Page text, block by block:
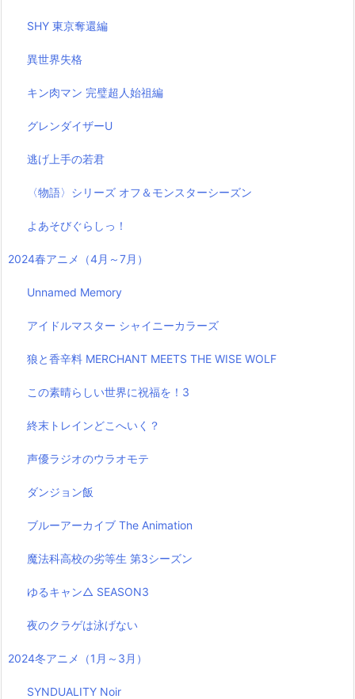
SHY 東京奪還編
異世界失格
キン肉マン 完璧超人始祖編
グレンダイザーU
逃げ上手の若君
〈物語〉シリーズ オフ＆モンスターシーズン
よあそびぐらしっ！
2024春アニメ（4月～7月）
Unnamed Memory
アイドルマスター シャイニーカラーズ
狼と香辛料 MERCHANT MEETS THE WISE WOLF
この素晴らしい世界に祝福を！3
終末トレインどこへいく？
声優ラジオのウラオモテ
ダンジョン飯
ブルーアーカイブ The Animation
魔法科高校の劣等生 第3シーズン
ゆるキャン△ SEASON3
夜のクラゲは泳げない
2024冬アニメ（1月～3月）
SYNDUALITY Noir